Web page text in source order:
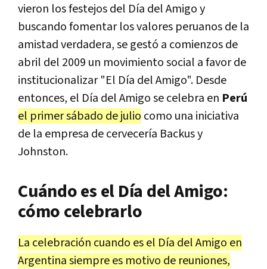
vieron los festejos del Día del Amigo y
buscando fomentar los valores peruanos de la
amistad verdadera, se gestó a comienzos de
abril del 2009 un movimiento social a favor de
institucionalizar "El Día del Amigo". Desde
entonces, el Día del Amigo se celebra en Perú
el primer sábado de julio como una iniciativa
de la empresa de cervecería Backus y
Johnston.
Cuándo es el Día del Amigo:
cómo celebrarlo
La celebración cuando es el Día del Amigo en
Argentina siempre es motivo de reuniones,